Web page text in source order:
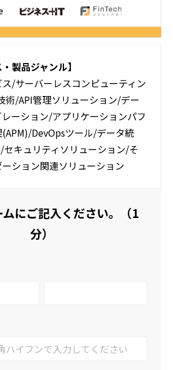
製品ジャンル】
/サーバーレスコンピューティン
術/API管理ソリューション/デー
ーション/アプリケーションパフ
DevOpsツール/データ統
セキュリティソリューション/そ
ション関連ソリューション
にご記入ください。（1
分）